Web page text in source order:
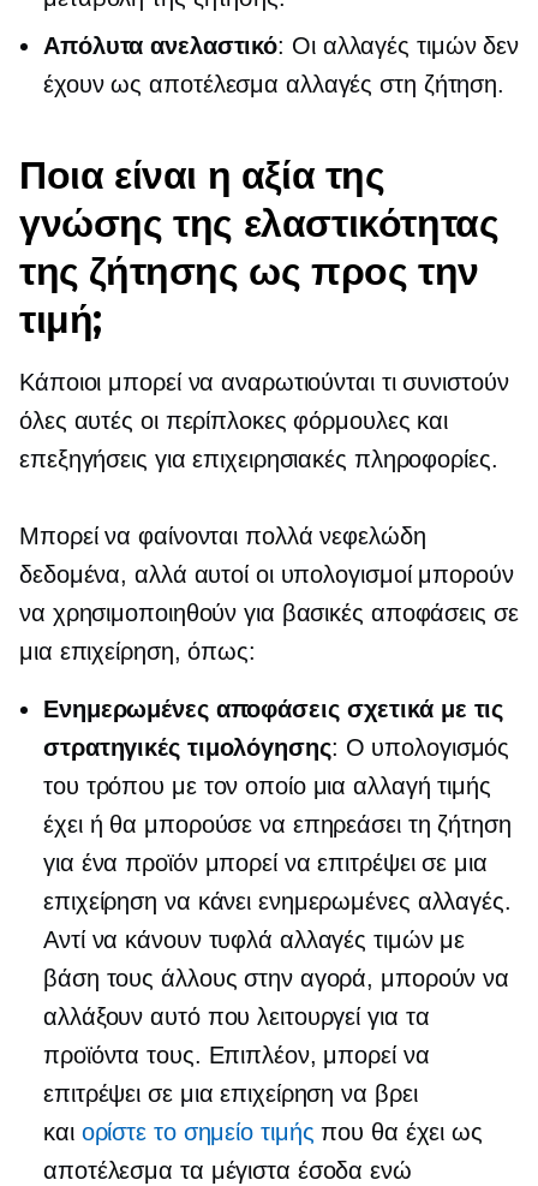
Απόλυτα ανελαστικό: Οι αλλαγές τιμών δεν
έχουν ως αποτέλεσμα αλλαγές στη ζήτηση.
Ποια είναι η αξία της
γνώσης της ελαστικότητας
της ζήτησης ως προς την
τιμή;
Κάποιοι μπορεί να αναρωτιούνται τι συνιστούν
όλες αυτές οι περίπλοκες φόρμουλες και
επεξηγήσεις για επιχειρησιακές πληροφορίες.
Μπορεί να φαίνονται πολλά νεφελώδη
δεδομένα, αλλά αυτοί οι υπολογισμοί μπορούν
να χρησιμοποιηθούν για βασικές αποφάσεις σε
μια επιχείρηση, όπως:
Ενημερωμένες αποφάσεις σχετικά με τις
στρατηγικές τιμολόγησης: Ο υπολογισμός
του τρόπου με τον οποίο μια αλλαγή τιμής
έχει ή θα μπορούσε να επηρεάσει τη ζήτηση
για ένα προϊόν μπορεί να επιτρέψει σε μια
επιχείρηση να κάνει ενημερωμένες αλλαγές.
Αντί να κάνουν τυφλά αλλαγές τιμών με
βάση τους άλλους στην αγορά, μπορούν να
αλλάξουν αυτό που λειτουργεί για τα
προϊόντα τους. Επιπλέον, μπορεί να
επιτρέψει σε μια επιχείρηση να βρει
και ορίστε το σημείο τιμής που θα έχει ως
αποτέλεσμα τα μέγιστα έσοδα ενώ